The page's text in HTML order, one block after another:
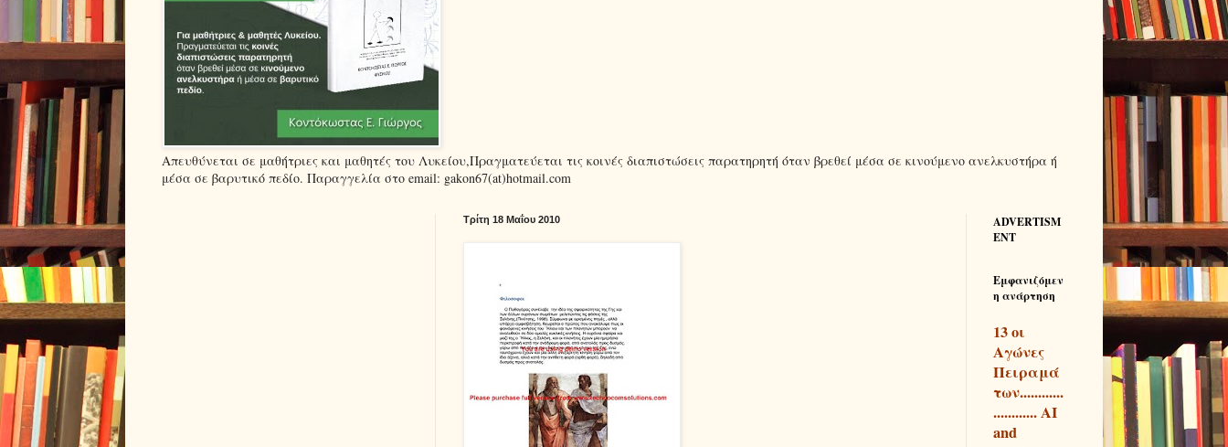
Απευθύνεται σε μαθήτριες και μαθητές του Λυκείου,Πραγματεύεται τις κοινές διαπιστώσεις παρατηρητή όταν βρεθεί μέσα σε κινούμενο ανελκυστήρα ή
μέσα σε βαρυτικό πεδίο. Παραγγελία στο email: gakon67(at)hotmail.com
Τρίτη 18 Μαΐου 2010
ADVERTISM
ENT
Εμφανιζόμεν
η ανάρτηση
13 οι
Αγώνες
Πειραμά
των............
............ AI
and